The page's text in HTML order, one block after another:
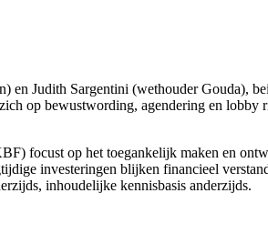
en Judith Sargentini (wethouder Gouda),
op bewustwording, agendering en
focust op het toegankelijk maken en
investeringen blijken financieel
inhoudelijke kennisbasis anderzijds.